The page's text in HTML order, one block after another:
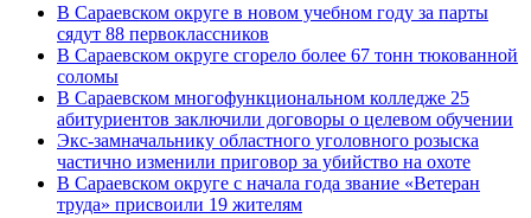
В Сараевском округе в новом учебном году за парты
сядут 88 первоклассников
В Сараевском округе сгорело более 67 тонн тюкованной
соломы
В Сараевском многофункциональном колледже 25
абитуриентов заключили договоры о целевом обучении
Экс-замначальнику областного уголовного розыска
частично изменили приговор за убийство на охоте
В Сараевском округе с начала года звание «Ветеран
труда» присвоили 19 жителям